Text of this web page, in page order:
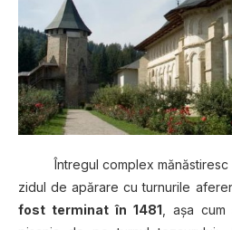
Întregul complex mănăstiresc
zidul de apărare cu turnurile
fost terminat în 1481 , aşa